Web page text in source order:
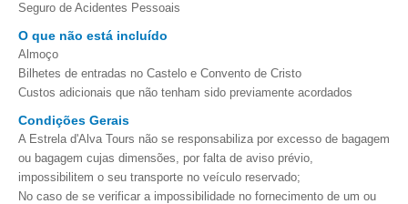
Seguro de Acidentes Pessoais
O que não está incluído
Almoço
Bilhetes de entradas no Castelo e Convento de Cristo
Custos adicionais que não tenham sido previamente acordados
Condições Gerais
A Estrela d'Alva Tours não se responsabiliza por excesso de bagagem
ou bagagem cujas dimensões, por falta de aviso prévio,
impossibilitem o seu transporte no veículo reservado;
No caso de se verificar a impossibilidade no fornecimento de um ou